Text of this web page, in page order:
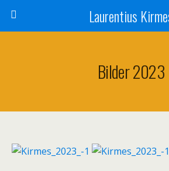
Laurentius
Bilder 2023